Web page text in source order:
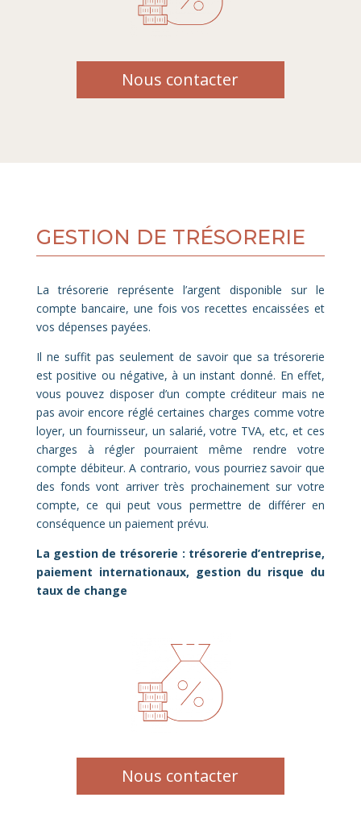
Nous contacter
GESTION DE TRÉSORERIE
La trésorerie représente l’argent disponible sur le
compte bancaire, une fois vos recettes encaissées et
vos dépenses payées.
Il ne suffit pas seulement de savoir que sa trésorerie
est positive ou négative, à un instant donné. En effet,
vous pouvez disposer d’un compte créditeur mais ne
pas avoir encore réglé certaines charges comme votre
loyer, un fournisseur, un salarié, votre TVA, etc, et ces
charges à régler pourraient même rendre votre
compte débiteur. A contrario, vous pourriez savoir que
des fonds vont arriver très prochainement sur votre
compte, ce qui peut vous permettre de différer en
conséquence un paiement prévu.
La gestion de trésorerie : trésorerie d’entreprise,
paiement internationaux, gestion du risque du
taux de change
Nous contacter